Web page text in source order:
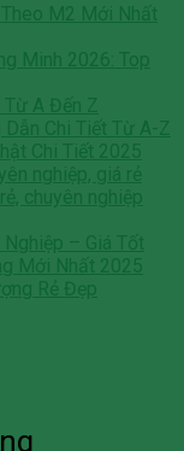
M2 Mới Nhất
Minh 2026: Top
Từ A Đến Z
Chi Tiết Từ A-Z
Chi Tiết 2025
nghiệp, giá rẻ
chuyên nghiệp
– Giá Tốt
Mới Nhất 2025
Rẻ Đẹp